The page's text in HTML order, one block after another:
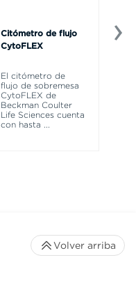
Citómetro de flujo
CytoFLEX
El citómetro de
flujo de sobremesa
CytoFLEX de
Beckman Coulter
Life Sciences cuenta
con hasta ...
Volver arriba